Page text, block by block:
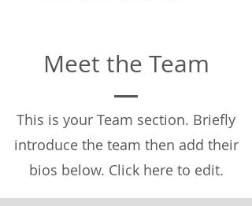
Meet the Team
This is your Team section. Briefly
introduce the team then add their
bios below. Click here to edit.